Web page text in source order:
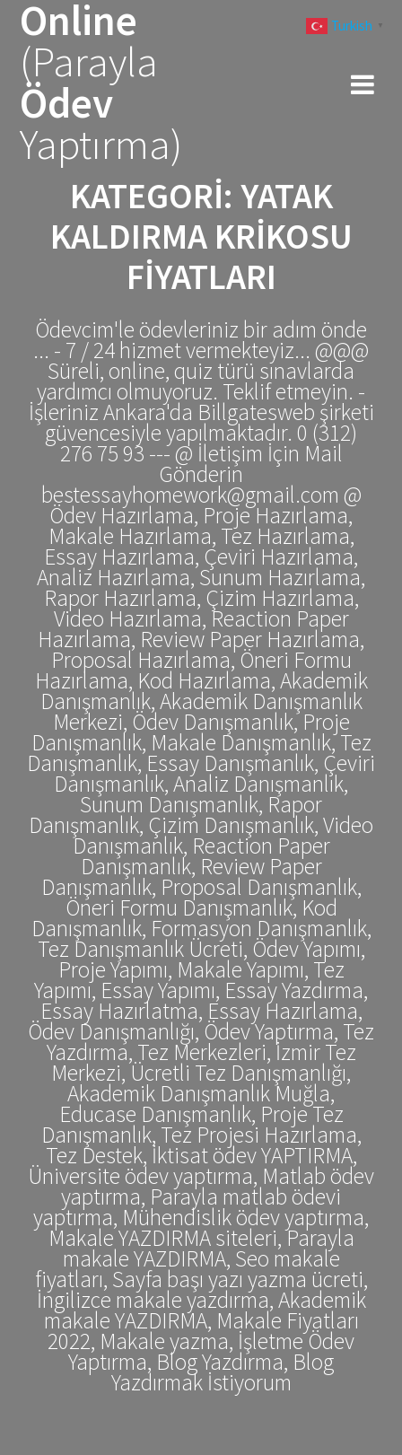
Online
(Parayla
Ödev
Yaptırma)
KATEGORI: YATAK
KALDIRMA KRIKOSU
FIYATLARI
Ödevcim'le ödevleriniz bir adım önde
... - 7 / 24 hizmet vermekteyiz... @@@
Süreli, online, quiz türü sınavlarda
yardımcı olmuyoruz. Teklif etmeyin. -
İşleriniz Ankara'da Billgatesweb şirketi
güvencesiyle yapılmaktadır. 0 (312)
276 75 93 --- @ İletişim İçin Mail
Gönderin
bestessayhomework@gmail.com @
Ödev Hazırlama, Proje Hazırlama,
Makale Hazırlama, Tez Hazırlama,
Essay Hazırlama, Çeviri Hazırlama,
Analiz Hazırlama, Sunum Hazırlama,
Rapor Hazırlama, Çizim Hazırlama,
Video Hazırlama, Reaction Paper
Hazırlama, Review Paper Hazırlama,
Proposal Hazırlama, Öneri Formu
Hazırlama, Kod Hazırlama, Akademik
Danışmanlık, Akademik Danışmanlık
Merkezi, Ödev Danışmanlık, Proje
Danışmanlık, Makale Danışmanlık, Tez
Danışmanlık, Essay Danışmanlık, Çeviri
Danışmanlık, Analiz Danışmanlık,
Sunum Danışmanlık, Rapor
Danışmanlık, Çizim Danışmanlık, Video
Danışmanlık, Reaction Paper
Danışmanlık, Review Paper
Danışmanlık, Proposal Danışmanlık,
Öneri Formu Danışmanlık, Kod
Danışmanlık, Formasyon Danışmanlık,
Tez Danışmanlık Ücreti, Ödev Yapımı,
Proje Yapımı, Makale Yapımı, Tez
Yapımı, Essay Yapımı, Essay Yazdırma,
Essay Hazırlatma, Essay Hazırlama,
Ödev Danışmanlığı, Ödev Yaptırma, Tez
Yazdırma, Tez Merkezleri, İzmir Tez
Merkezi, Ücretli Tez Danışmanlığı,
Akademik Danışmanlık Muğla,
Educase Danışmanlık, Proje Tez
Danışmanlık, Tez Projesi Hazırlama,
Tez Destek, İktisat ödev YAPTIRMA,
Üniversite ödev yaptırma, Matlab ödev
yaptırma, Parayla matlab ödevi
yaptırma, Mühendislik ödev yaptırma,
Makale YAZDIRMA siteleri, Parayla
makale YAZDIRMA, Seo makale
fiyatları, Sayfa başı yazı yazma ücreti,
İngilizce makale yazdırma, Akademik
makale YAZDIRMA, Makale Fiyatları
2022, Makale yazma, İşletme Ödev
Yaptırma, Blog Yazdırma, Blog
Yazdırmak İstiyorum
Turkish ▼